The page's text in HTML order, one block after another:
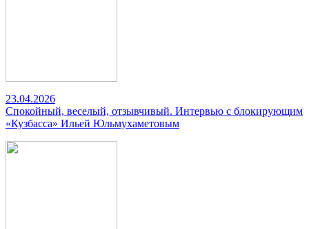
23.04.2026
Спокойный, веселый, отзывчивый. Интервью с блокирующим
«Кузбасса» Ильей Юльмухаметовым